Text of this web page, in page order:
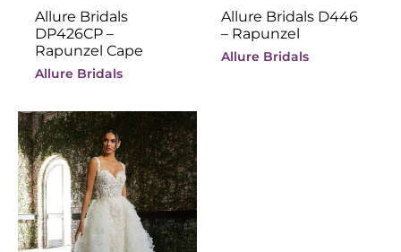
Allure Bridals
DP426CP –
Rapunzel Cape
Allure Bridals
Allure Bridals D446
– Rapunzel
Allure Bridals